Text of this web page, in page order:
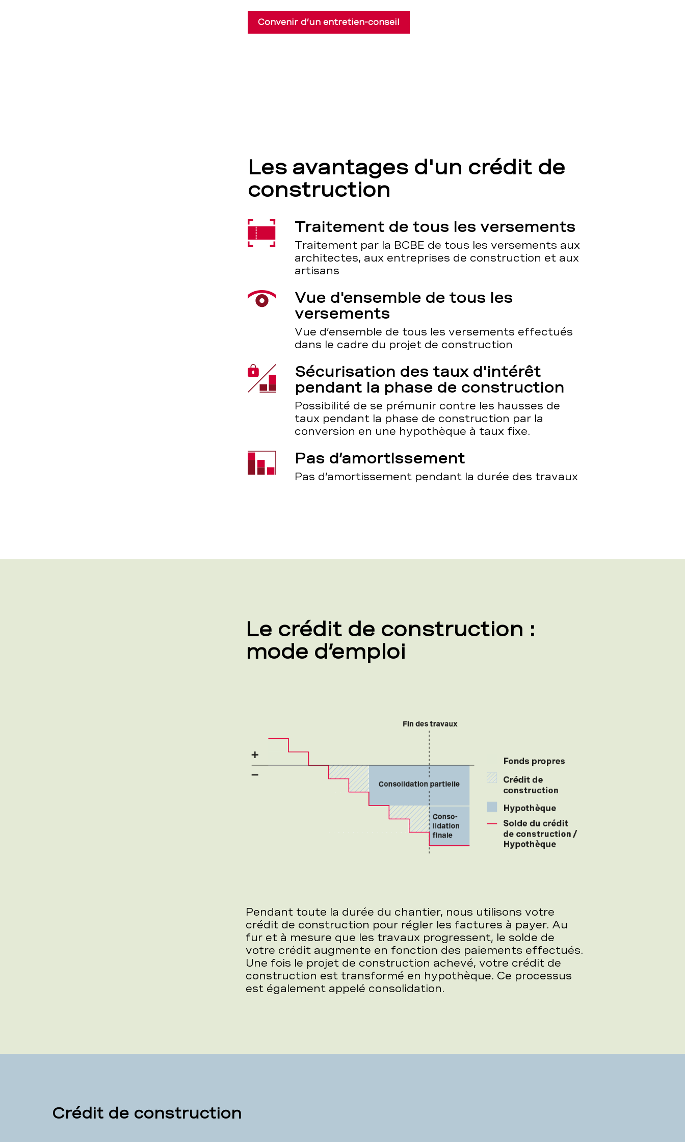
Convenir d’un entretien-conseil
Les avantages d'un crédit de
construction
Traitement de tous les versements
Traitement par la BCBE de tous les versements aux
architectes, aux entreprises de construction et aux
artisans
Vue d'ensemble de tous les
versements
Vue d’ensemble de tous les versements effectués
dans le cadre du projet de construction
Sécurisation des taux d'intérêt
pendant la phase de construction
Possibilité de se prémunir contre les hausses de
taux pendant la phase de construction par la
conversion en une hypothèque à taux fixe.
Pas d’amortissement
Pas d’amortissement pendant la durée des travaux
Le crédit de construction :
mode d’emploi
Pendant toute la durée du chantier, nous utilisons votre
crédit de construction pour régler les factures à payer. Au
fur et à mesure que les travaux progressent, le solde de
votre crédit augmente en fonction des paiements effectués.
Une fois le projet de construction achevé, votre crédit de
construction est transformé en hypothèque. Ce processus
est également appelé consolidation.
Crédit de construction